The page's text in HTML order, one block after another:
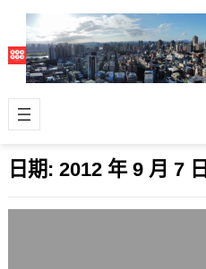
日期: 2012 年 9 月 7 日